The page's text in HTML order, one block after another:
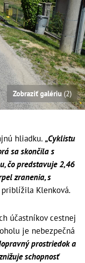
Zobraziť galériu(2)
hliadku. „Cyklistu
sa skončila s
čo predstavuje 2,46
zranenia, s
Klenková.
účastníkov cestnej
je nebezpečná
prostriedok a
schopnosť